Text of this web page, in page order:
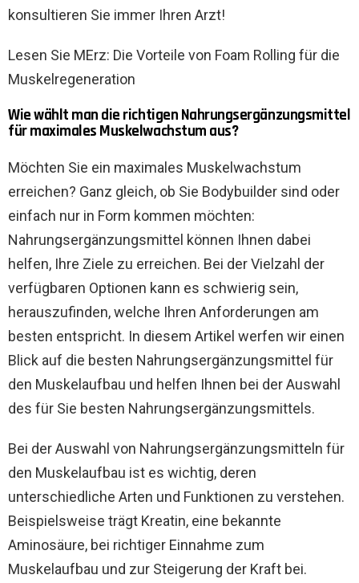
konsultieren Sie immer Ihren Arzt!
Lesen Sie MErz: Die Vorteile von Foam Rolling für die
Muskelregeneration
Wie wählt man die richtigen Nahrungsergänzungsmittel
für maximales Muskelwachstum aus?
Möchten Sie ein maximales Muskelwachstum
erreichen? Ganz gleich, ob Sie Bodybuilder sind oder
einfach nur in Form kommen möchten:
Nahrungsergänzungsmittel können Ihnen dabei
helfen, Ihre Ziele zu erreichen. Bei der Vielzahl der
verfügbaren Optionen kann es schwierig sein,
herauszufinden, welche Ihren Anforderungen am
besten entspricht. In diesem Artikel werfen wir einen
Blick auf die besten Nahrungsergänzungsmittel für
den Muskelaufbau und helfen Ihnen bei der Auswahl
des für Sie besten Nahrungsergänzungsmittels.
Bei der Auswahl von Nahrungsergänzungsmitteln für
den Muskelaufbau ist es wichtig, deren
unterschiedliche Arten und Funktionen zu verstehen.
Beispielsweise trägt Kreatin, eine bekannte
Aminosäure, bei richtiger Einnahme zum
Muskelaufbau und zur Steigerung der Kraft bei.